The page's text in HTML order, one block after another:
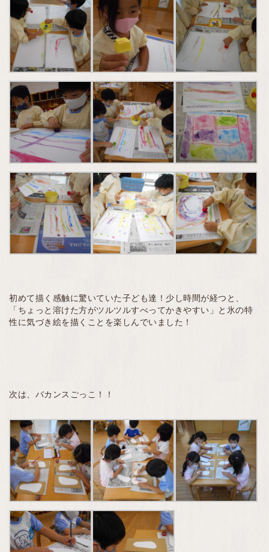
初めて描く感触に驚いていた子ども達！少し時間が経つと、
「ちょっと溶けた方がツルツルすべってかきやすい」と氷の特
性に気づき絵を描くことを楽しんでいました！
次は、バカンスごっこ！！